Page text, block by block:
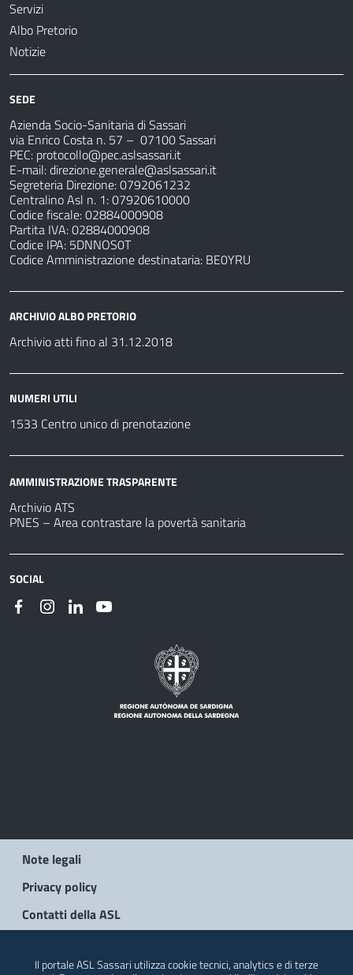
Servizi
Albo Pretorio
Notizie
SEDE
Azienda Socio-Sanitaria di Sassari
via Enrico Costa n. 57 – 07100 Sassari
PEC: protocollo@pec.aslsassari.it
E-mail:direzione.generale@aslsassari.it
Segreteria Direzione: 0792061232
Centralino Asl n. 1: 07920610000
Codice fiscale: 02884000908
Partita IVA: 02884000908
Codice IPA: 5DNNOS0T
Codice Amministrazione destinataria: BE0YRU
ARCHIVIO ALBO PRETORIO
Archivio atti fino al 31.12.2018
NUMERI UTILI
1533 Centro unico di prenotazione
AMMINISTRAZIONE TRASPARENTE
Archivio ATS
PNES – Area contrastare la povertà sanitaria
SOCIAL
Note legali
Privacy policy
Contatti della ASL
Il portale ASL Sassari utilizza cookie tecnici, analytics e di terze